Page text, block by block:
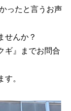
ったと言うお声
せんか？
ギ』までお問合
。